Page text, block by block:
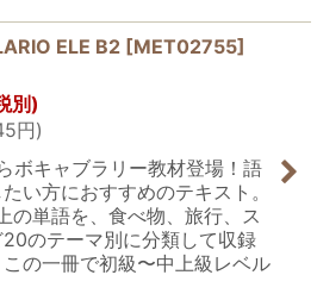
ELE B2 [MET02755]
別)
円)
ボキャブラリー教材登場！語
い方におすすめのテキスト。
の単語を、食べ物、旅行、ス
のテーマ別に分類して収録
この一冊で初級〜中上級レベル